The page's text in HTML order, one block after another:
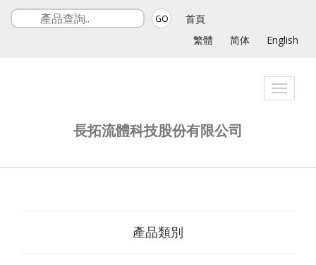
GO
首頁
繁體
简体 English
Toggle
長拓流體科技股份有限公司
產品類別